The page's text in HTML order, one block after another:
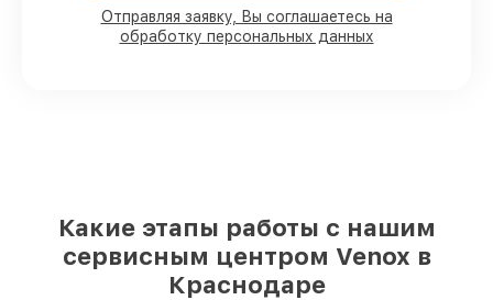
в Краснодаре, остальные поступают
оперативно
Отправляя заявку, Вы соглашаетесь на
обработку персональных данных
Какие этапы работы с нашим
сервисным центром Venox в
Краснодаре